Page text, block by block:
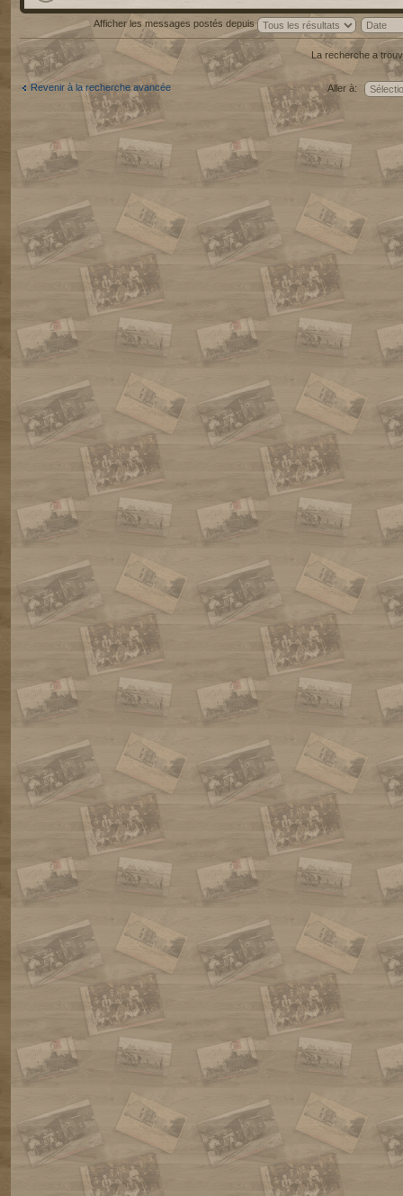
Afficher les messages postés depuis
La recherche a
Revenir à la recherche avancée Aller à: